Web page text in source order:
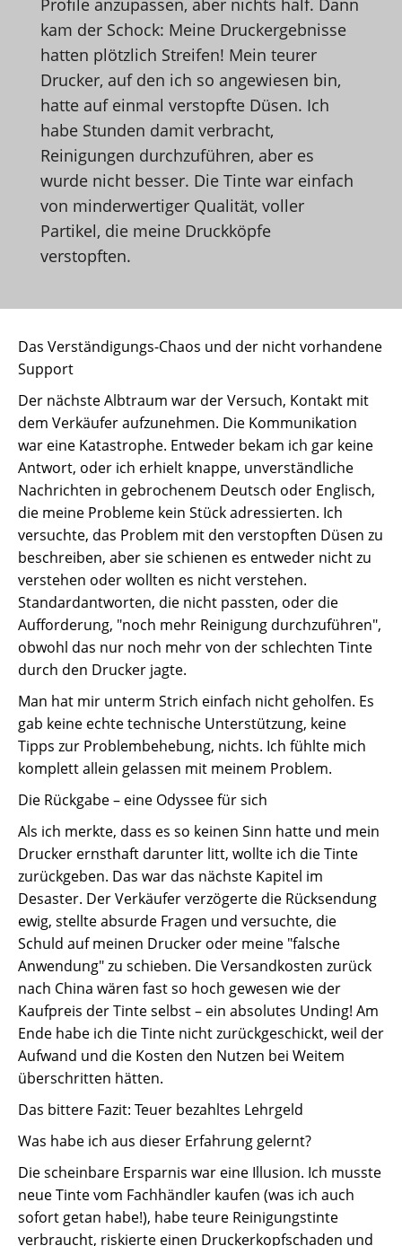
Profile anzupassen, aber nichts half. Dann
kam der Schock: Meine Druckergebnisse
hatten plötzlich Streifen! Mein teurer
Drucker, auf den ich so angewiesen bin,
hatte auf einmal verstopfte Düsen. Ich
habe Stunden damit verbracht,
Reinigungen durchzuführen, aber es
wurde nicht besser. Die Tinte war einfach
von minderwertiger Qualität, voller
Partikel, die meine Druckköpfe
verstopften.
Das Verständigungs-Chaos und der nicht vorhandene
Support
Der nächste Albtraum war der Versuch, Kontakt mit
dem Verkäufer aufzunehmen. Die Kommunikation
war eine Katastrophe. Entweder bekam ich gar keine
Antwort, oder ich erhielt knappe, unverständliche
Nachrichten in gebrochenem Deutsch oder Englisch,
die meine Probleme kein Stück adressierten. Ich
versuchte, das Problem mit den verstopften Düsen zu
beschreiben, aber sie schienen es entweder nicht zu
verstehen oder wollten es nicht verstehen.
Standardantworten, die nicht passten, oder die
Aufforderung, "noch mehr Reinigung durchzuführen",
obwohl das nur noch mehr von der schlechten Tinte
durch den Drucker jagte.
Man hat mir unterm Strich einfach nicht geholfen. Es
gab keine echte technische Unterstützung, keine
Tipps zur Problembehebung, nichts. Ich fühlte mich
komplett allein gelassen mit meinem Problem.
Die Rückgabe – eine Odyssee für sich
Als ich merkte, dass es so keinen Sinn hatte und mein
Drucker ernsthaft darunter litt, wollte ich die Tinte
zurückgeben. Das war das nächste Kapitel im
Desaster. Der Verkäufer verzögerte die Rücksendung
ewig, stellte absurde Fragen und versuchte, die
Schuld auf meinen Drucker oder meine "falsche
Anwendung" zu schieben. Die Versandkosten zurück
nach China wären fast so hoch gewesen wie der
Kaufpreis der Tinte selbst – ein absolutes Unding! Am
Ende habe ich die Tinte nicht zurückgeschickt, weil der
Aufwand und die Kosten den Nutzen bei Weitem
überschritten hätten.
Das bittere Fazit: Teuer bezahltes Lehrgeld
Was habe ich aus dieser Erfahrung gelernt?
Die scheinbare Ersparnis war eine Illusion. Ich musste
neue Tinte vom Fachhändler kaufen (was ich auch
sofort getan habe!), habe teure Reinigungstinte
verbraucht, riskierte einen Druckerkopfschaden und